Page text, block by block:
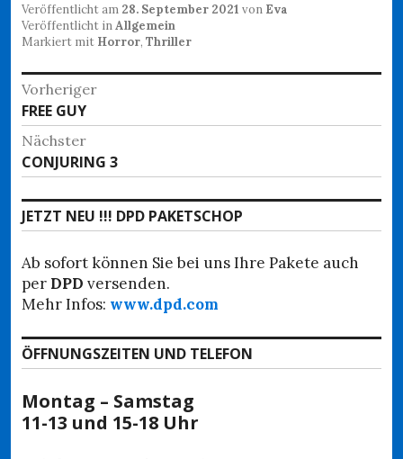
Veröffentlicht am 28. September 2021 von Eva
Veröffentlicht inAllgemein
Markiert mit Horror, Thriller
Beitragsnavigation
Vorheriger
Vorheriger
Beitrag:
FREE GUY
Nächster
Nächster
Beitrag:
CONJURING 3
JETZT NEU !!! DPD PAKETSCHOP
Ab sofort können Sie bei uns Ihre Pakete auch
per DPD versenden.
Mehr Infos: www.dpd.com
ÖFFNUNGSZEITEN UND TELEFON
Montag – Samstag
11-13 und 15-18 Uhr